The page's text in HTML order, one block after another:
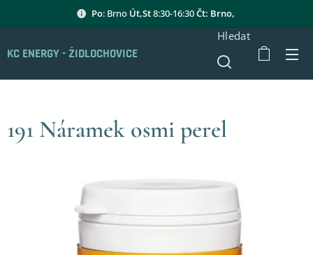
Po: Brno Út,St8:30-16:30Čt: Brno,
KC ENERGY - ŽIDLOCHOVICE
Hledat
191 Náramek osmi perel